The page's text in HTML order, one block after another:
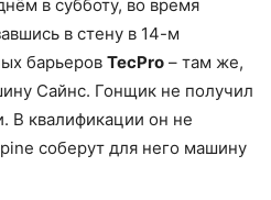
в субботу, во время
в стену в 14-м
барьеров TecPro – там же,
Сайнс. Гонщик не получил
В квалификации он не
соберут для него машину